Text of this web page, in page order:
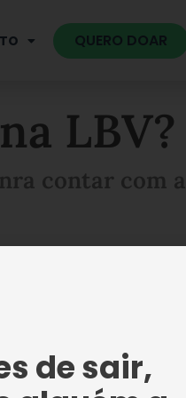
QUERO DOAR
LBV?
contar com a
A atividade
do nosso
a nossa equipe
de sair,